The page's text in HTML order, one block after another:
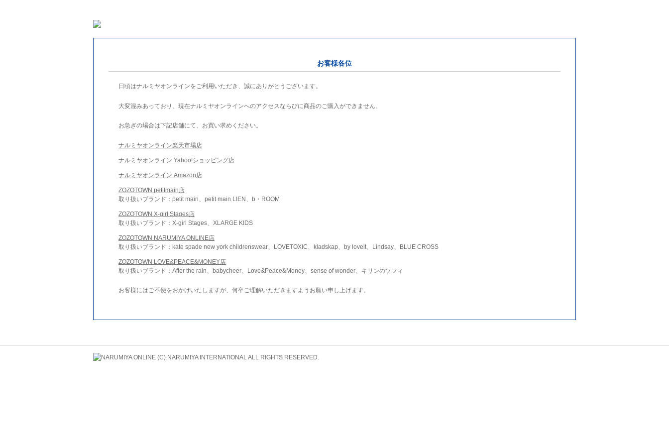
お客様各位
日頃はナルミヤオンラインをご利用いただき、誠にありがとうございます。
大変混みあっており、現在ナルミヤオンラインへのアクセスならびに商品のご購入ができません。
お急ぎの場合は下記店舗にて、お買い求めください。
ナルミヤオンライン楽天市場店
ナルミヤオンライン Yahoo!ショッピング店
ナルミヤオンライン Amazon店
ZOZOTOWN petitmain店
取り扱いブランド：petit main、petit main LIEN、b・ROOM
ZOZOTOWN X-girl Stages店
取り扱いブランド：X-girl Stages、XLARGE KIDS
ZOZOTOWN NARUMIYA ONLINE店
取り扱いブランド：kate spade new york childrenswear、LOVETOXIC、kladskap、by loveit、Lindsay、BLUE CROSS
ZOZOTOWN LOVE&PEACE&MONEY店
取り扱いブランド：After the rain、babycheer、Love&Peace&Money、sense of wonder、キリンのソフィ
お客様にはご不便をおかけいたしますが、何卒ご理解いただきますようお願い申し上げます。